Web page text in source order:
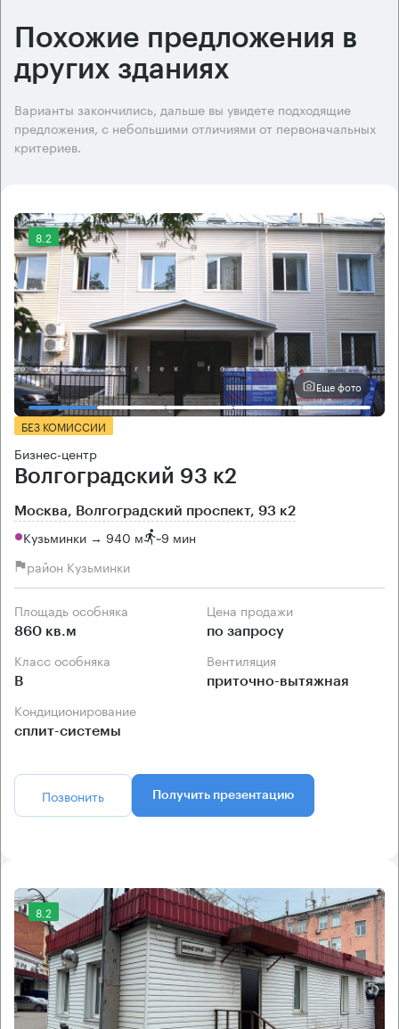
Похожие предложения в
других зданиях
Варианты закончились, дальше вы увидете подходящие
предложения, с небольшими отличиями от первоначальных
критериев.
8.2
Еще фото
БЕЗ КОМИССИИ
Бизнес-центр
Волгоградский 93 к2
Москва, Волгоградский проспект, 93 к2
Кузьминки → 940 м ~9 мин
район Кузьминки
Площадь особняка
860 кв.м
Цена продажи
по запросу
Класс особняка
B
Вентиляция
приточно-вытяжная
Кондиционирование
сплит-системы
Позвонить Получить презентацию
8.2